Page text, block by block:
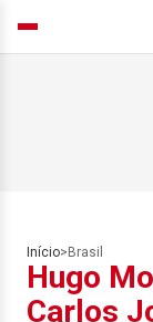
Início> Brasil
Hugo
Carlos